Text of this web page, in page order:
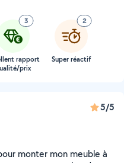
3
rapport
prix
2
Super réactif
5/5
monter mon meuble à